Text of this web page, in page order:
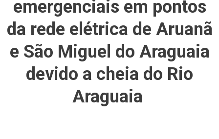
emergenciais em pontos
da rede elétrica de Aruanã
e São Miguel do Araguaia
devido a cheia do Rio
Araguaia